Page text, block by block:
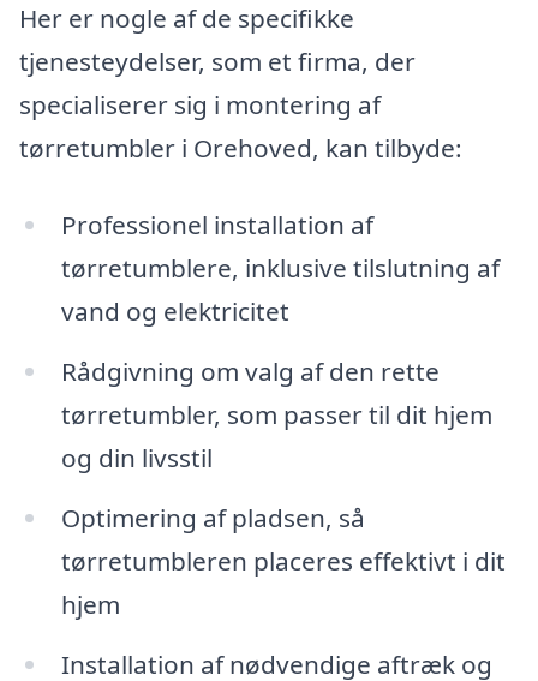
Her er nogle af de specifikke
tjenesteydelser, som et firma, der
specialiserer sig i montering af
tørretumbler i Orehoved, kan tilbyde:
Professionel installation af
tørretumblere, inklusive tilslutning af
vand og elektricitet
Rådgivning om valg af den rette
tørretumbler, som passer til dit hjem
og din livsstil
Optimering af pladsen, så
tørretumbleren placeres effektivt i dit
hjem
Installation af nødvendige aftræk og